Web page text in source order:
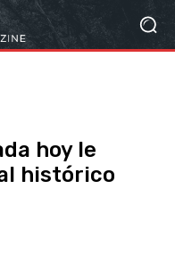
hoy le
histórico